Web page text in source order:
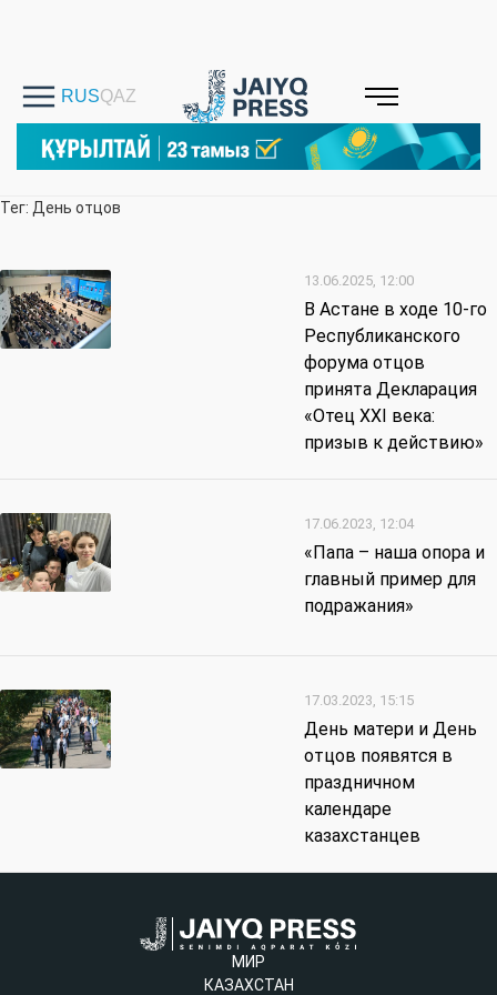
Тег: День отцов
13.06.2025, 12:00
В Астане в ходе 10-го
Республиканского
форума отцов
принята Декларация
«Отец XXI века:
призыв к действию»
17.06.2023, 12:04
«Папа – наша опора и
главный пример для
подражания»
17.03.2023, 15:15
День матери и День
отцов появятся в
праздничном
календаре
казахстанцев
МИР
КАЗАХСТАН